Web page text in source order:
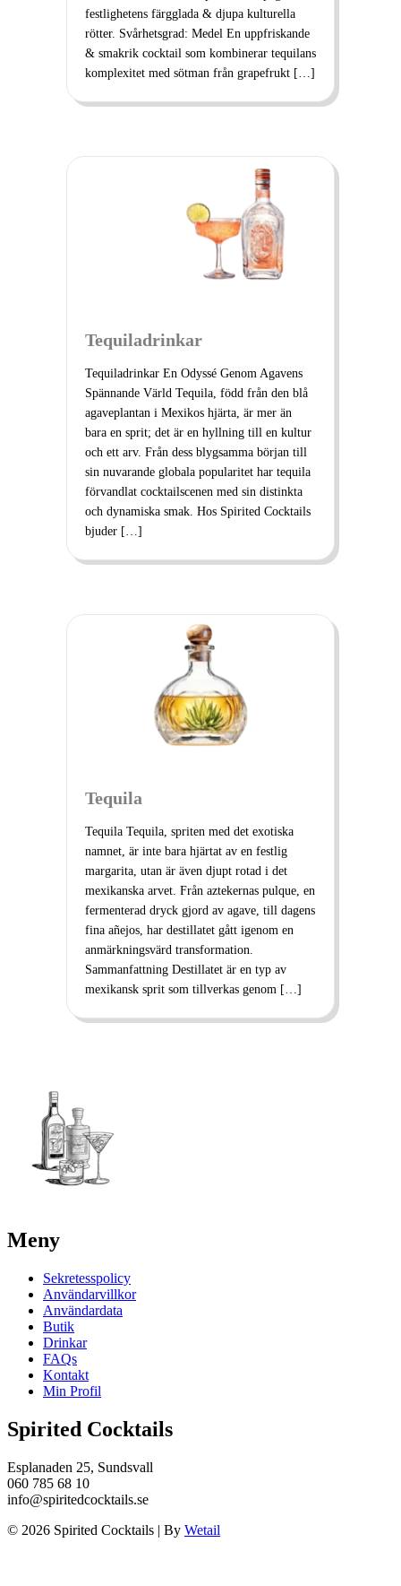
festlighetens färgglada & djupa kulturella
rötter. Svårhetsgrad: Medel En uppfriskande
& smakrik cocktail som kombinerar tequilans
komplexitet med sötman från grapefrukt […]
Tequiladrinkar
Tequiladrinkar En Odyssé Genom Agavens
Spännande Värld Tequila, född från den blå
agaveplantan i Mexikos hjärta, är mer än
bara en sprit; det är en hyllning till en kultur
och ett arv. Från dess blygsamma början till
sin nuvarande globala popularitet har tequila
förvandlat cocktailscenen med sin distinkta
och dynamiska smak. Hos Spirited Cocktails
bjuder […]
Tequila
Tequila Tequila, spriten med det exotiska
namnet, är inte bara hjärtat av en festlig
margarita, utan är även djupt rotad i det
mexikanska arvet. Från aztekernas pulque, en
fermenterad dryck gjord av agave, till dagens
fina añejos, har destillatet gått igenom en
anmärkningsvärd transformation.
Sammanfattning Destillatet är en typ av
mexikansk sprit som tillverkas genom […]
Meny
Sekretesspolicy
Användarvillkor
Användardata
Butik
Drinkar
FAQs
Kontakt
Min Profil
Spirited Cocktails
Esplanaden 25, Sundsvall
060 785 68 10
info@spiritedcocktails.se
© 2026 Spirited Cocktails | By Wetail